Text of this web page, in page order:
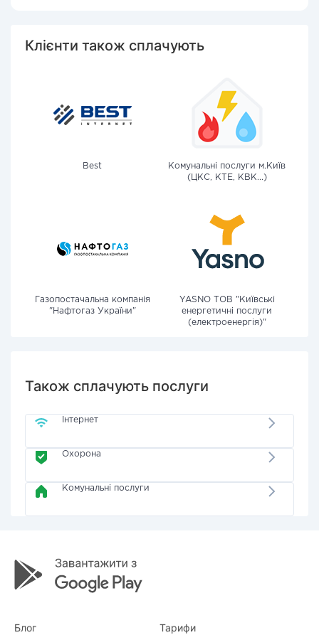
Клієнти також сплачують
Best
Комунальні послуги м.Київ
(ЦКС, КТЕ, КВК...)
Газопостачальна компанія
"Нафтогаз України"
YASNO ТОВ "Київські
енергетичні послуги
(електроенергія)"
Також сплачують послуги
Інтернет
Охорона
Комунальні послуги
Блог Тарифи